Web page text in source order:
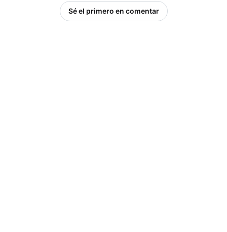
Sé el primero en comentar